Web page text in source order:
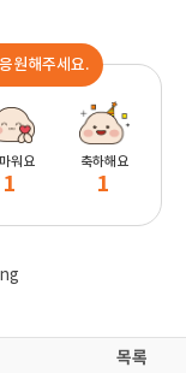
원해주세요.
워요
1
축하해요
1
목록